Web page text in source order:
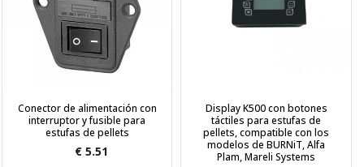
Conector de alimentación con
interruptor y fusible para
estufas de pellets
€ 5.51
Display K500 con botones
táctiles para estufas de
pellets, compatible con los
modelos de BURNiT, Alfa
Plam, Mareli Systems